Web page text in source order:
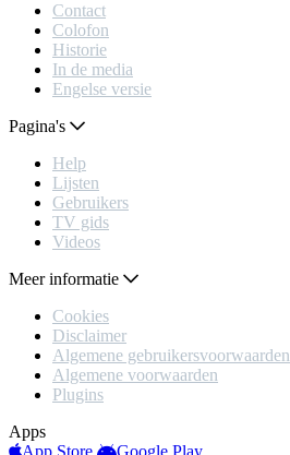
Contact
Colofon
Historie
In de media
Engelse versie
Pagina's
Help
Lijsten
Gebruikers
TV gids
Videos
Meer informatie
Cookies
Disclaimer
Algemene gebruikersvoorwaarden
Algemene voorwaarden
Plugins
Apps